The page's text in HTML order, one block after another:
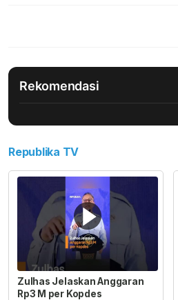
Rekomendasi
Republika TV
Zulhas Jelaskan Anggaran
Rp3 M per Kopdes